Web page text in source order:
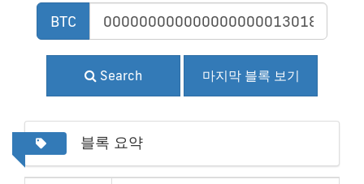
BTC
Search 마지막 블록 보기
블록 요약